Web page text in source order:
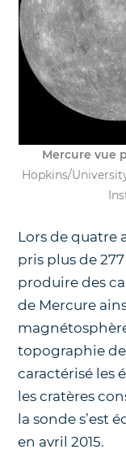
Mercure vue
Hopkins/
Lors de quatre
pris plus de
produire des
de Mercure
topographie
caractérisé les
les cratères
la sonde s’est
en avril 2015.